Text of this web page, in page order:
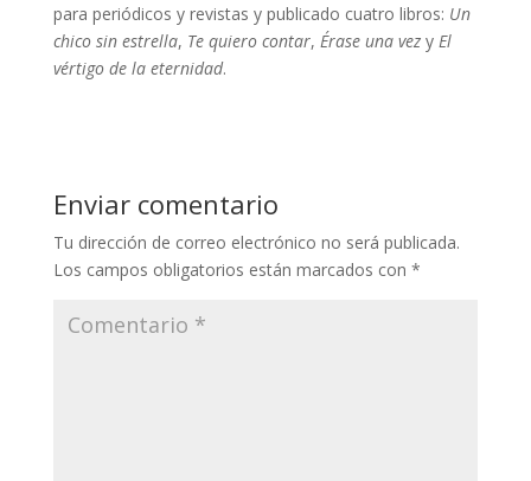
para periódicos y revistas y publicado cuatro libros: Un
chico sin estrella, Te quiero contar, Érase una vezy El
vértigo de la eternidad.
Enviar comentario
Tu dirección de correo electrónico no será publicada.
Los campos obligatorios están marcados con *